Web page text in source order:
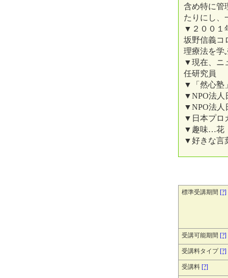
含め特に管
たりにし、
▼２００１
坂野信義コ
理療法を学
▼現在、ニ
任研究員
▼「然心塾
▼NPO法人
▼NPO法人
▼日本プロ
▼趣味…花
▼好きな言
標準受講期間 [?]
受講可能期間 [?]
受講料タイプ[?]
受講料 [?]